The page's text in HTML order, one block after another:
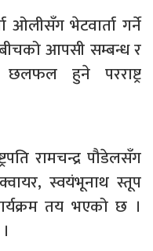
ओलीसँग भेटवार्ता गर्ने
आपसी सम्बन्ध र
छलफल हुने परराष्ट्र
रामचन्द्र पौडेलसँग
स्वयंभूनाथ स्तूप
तय भएको छ ।